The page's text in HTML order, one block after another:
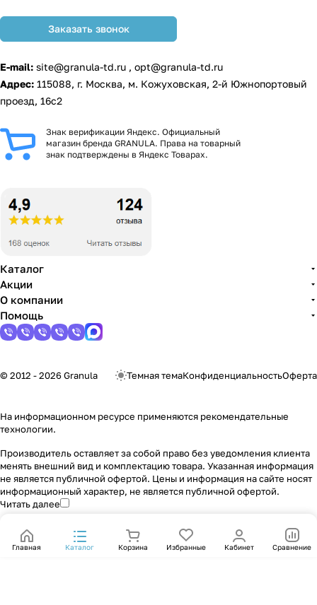
Заказать звонок
E-mail: site@granula-td.ru , opt@granula-td.ru
Адрес: 115088, г. Москва, м. Кожуховская, 2-й Южнопортовый
проезд, 16с2
Знак верификации Яндекс. Официальный
магазин бренда GRANULA. Права на товарный
знак подтверждены в Яндекс Товарах.
Каталог
Акции
О компании
Помощь
© 2012 - 2026 Granula Темная темаКонфиденциальностьОферта
На информационном ресурсе применяются рекомендательные
технологии.
Производитель оставляет за собой право без уведомления клиента
менять внешний вид и комплектацию товара. Указанная информация
не является публичной офертой. Цены и информация на сайте носят
информационный характер, не является публичной офертой.
Читать далее
Главная Каталог Корзина Избранные Кабинет Сравнение